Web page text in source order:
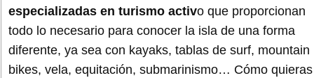
especializadas en turismo activo que proporcionan
todo lo necesario para conocer la isla de una forma
diferente, ya sea con kayaks, tablas de surf, mountain
bikes, vela, equitación, submarinismo… Cómo quieras